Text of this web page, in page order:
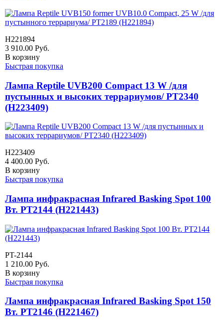
H221894
3 910.00 Руб.
В корзину
Быстрая покупка
Лампа Reptile UVB200 Compact 13 W /для
пустынных и высоких террариумов/ PT2340
(H223409)
H223409
4 400.00 Руб.
В корзину
Быстрая покупка
Лампа инфракрасная Infrared Basking Spot 100
Вт. PT2144 (H221443)
PT-2144
1 210.00 Руб.
В корзину
Быстрая покупка
Лампа инфракрасная Infrared Basking Spot 150
Вт. PT2146 (H221467)